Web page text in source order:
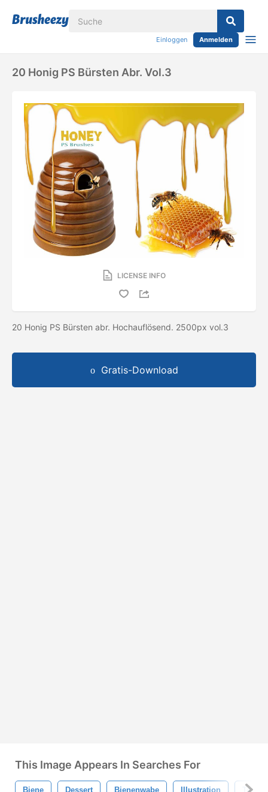
Einloggen Anmelden
20 Honig PS Bürsten Abr. Vol.3
LICENSE INFO
20 Honig PS Bürsten abr. Hochauflösend. 2500px vol.3
Gratis-Download
This Image Appears In Searches For
Biene Dessert Bienenwabe Illustration Textur